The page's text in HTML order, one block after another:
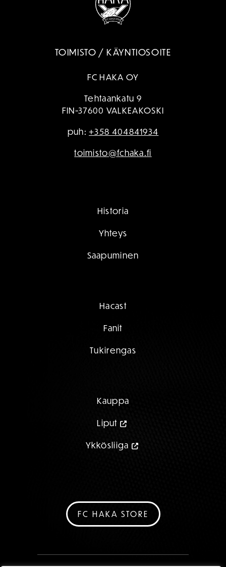
TOIMISTO / KÄYNTIOSOITE
FC HAKA OY
Tehtaankatu 9
FIN-37600 VALKEAKOSKI
puh:+358 404841934
toimisto@fchaka.fi
Historia
Yhteys
Saapuminen
Hacast
Fanit
Tukirengas
Kauppa
Liput
Ykkösliiga
FC HAKA STORE